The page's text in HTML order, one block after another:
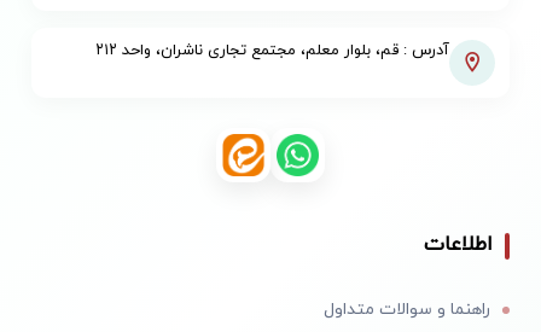
آدرس : قم، بلوار معلم، مجتمع تجاری ناشران، واحد ۲۱۲
اطلاعات
راهنما و سوالات متداول